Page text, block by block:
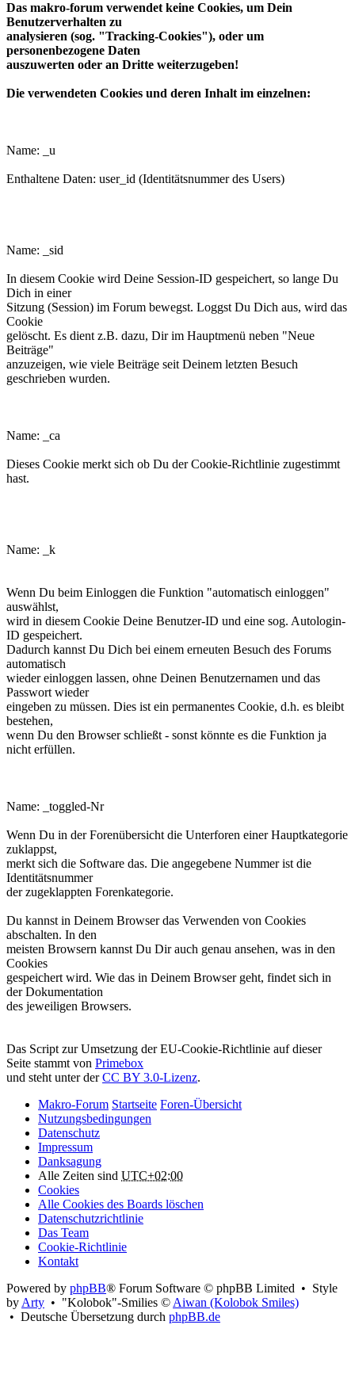
Das makro-forum verwendet keine Cookies, um Dein
Benutzerverhalten zu
analysieren (sog. "Tracking-Cookies"), oder um
personenbezogene Daten
auszuwerten oder an Dritte weiterzugeben!
Die verwendeten Cookies und deren Inhalt im einzelnen:
Name: _u
Enthaltene Daten: user_id (Identitätsnummer des Users)
Name: _sid
In diesem Cookie wird Deine Session-ID gespeichert, so lange Du
Dich in einer
Sitzung (Session) im Forum bewegst. Loggst Du Dich aus, wird das
Cookie
gelöscht. Es dient z.B. dazu, Dir im Hauptmenü neben "Neue
Beiträge"
anzuzeigen, wie viele Beiträge seit Deinem letzten Besuch
geschrieben wurden.
Name: _ca
Dieses Cookie merkt sich ob Du der Cookie-Richtlinie zugestimmt
hast.
Name: _k
Wenn Du beim Einloggen die Funktion "automatisch einloggen"
auswählst,
wird in diesem Cookie Deine Benutzer-ID und eine sog. Autologin-
ID gespeichert.
Dadurch kannst Du Dich bei einem erneuten Besuch des Forums
automatisch
wieder einloggen lassen, ohne Deinen Benutzernamen und das
Passwort wieder
eingeben zu müssen. Dies ist ein permanentes Cookie, d.h. es bleibt
bestehen,
wenn Du den Browser schließt - sonst könnte es die Funktion ja
nicht erfüllen.
Name: _toggled-Nr
Wenn Du in der Forenübersicht die Unterforen einer Hauptkategorie
zuklappst,
merkt sich die Software das. Die angegebene Nummer ist die
Identitätsnummer
der zugeklappten Forenkategorie.
Du kannst in Deinem Browser das Verwenden von Cookies
abschalten. In den
meisten Browsern kannst Du Dir auch genau ansehen, was in den
Cookies
gespeichert wird. Wie das in Deinem Browser geht, findet sich in
der Dokumentation
des jeweiligen Browsers.
Das Script zur Umsetzung der EU-Cookie-Richtlinie auf dieser
Seite stammt von Primebox
und steht unter derCC BY 3.0-Lizenz.
Makro-Forum Startseite Foren-Übersicht
Nutzungsbedingungen
Datenschutz
Impressum
Danksagung
Alle Zeiten sind UTC+02:00
Cookies
Alle Cookies des Boards löschen
Datenschutzrichtlinie
Das Team
Cookie-Richtlinie
Kontakt
Powered by phpBB® Forum Software © phpBB Limited • Style
byArty • "Kolobok"-Smilies ©Aiwan (Kolobok Smiles)
• Deutsche Übersetzung durch phpBB.de